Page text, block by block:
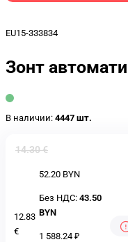
EU15-333834
Зонт
В наличии: 4447 шт.
12.83
€
52.20 BYN
Без НДС: 43.50
BYN
1 588.24 ₽
14.30 €